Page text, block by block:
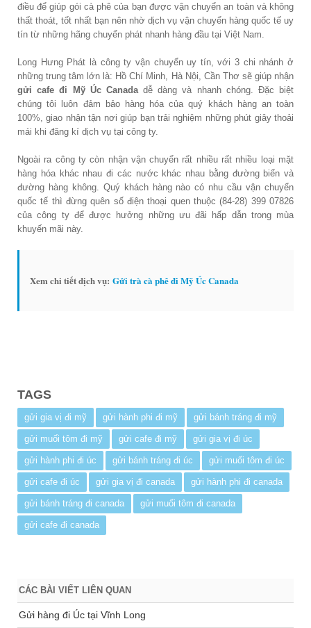
điều để giúp gói cà phê của bạn được vận chuyển an toàn và không
thất thoát, tốt nhất bạn nên nhờ dịch vụ vận chuyển hàng quốc tế uy
tín từ những hãng chuyển phát nhanh hàng đầu tại Việt Nam.
Long Hưng Phát là công ty vận chuyển uy tín, với 3 chi nhánh ở
những trung tâm lớn là: Hồ Chí Minh, Hà Nội, Cần Thơ sẽ giúp nhận
gửi cafe đi Mỹ Úc Canadadễ dàng và nhanh chóng. Đặc biệt
chúng tôi luôn đảm bảo hàng hóa của quý khách hàng an toàn
100%, giao nhận tận nơi giúp bạn trải nghiệm những phút giây thoải
mái khi đăng kí dịch vụ tại công ty.
Ngoài ra công ty còn nhận vận chuyển rất nhiều rất nhiều loại mặt
hàng hóa khác nhau đi các nước khác nhau bằng đường biển và
đường hàng không. Quý khách hàng nào có nhu cầu vận chuyển
quốc tế thì đừng quên số điện thoại quen thuộc (84-28) 399 07826
của công ty để được hưởng những ưu đãi hấp dẫn trong mùa
khuyến mãi này.
Xem chi tiết dịch vụ: Gửi trà cà phê đi Mỹ Úc Canada
TAGS
gửi gia vị đi mỹ gửi hành phi đi mỹ gửi bánh tráng đi mỹ
gửi muối tôm đi mỹ gửi cafe đi mỹ gửi gia vị đi úc
gửi hành phi đi úc gửi bánh tráng đi úc gửi muối tôm đi úc
gửi cafe đi úc gửi gia vị đi canada gửi hành phi đi canada
gửi bánh tráng đi canada gửi muối tôm đi canada
gửi cafe đi canada
CÁC BÀI VIẾT LIÊN QUAN
Gửi hàng đi Úc tại Vĩnh Long